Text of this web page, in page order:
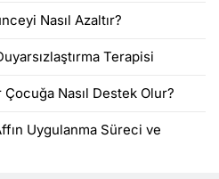
Nasıl Azaltır?
Terapisi
Nasıl Destek Olur?
Uygulanma Süreci ve